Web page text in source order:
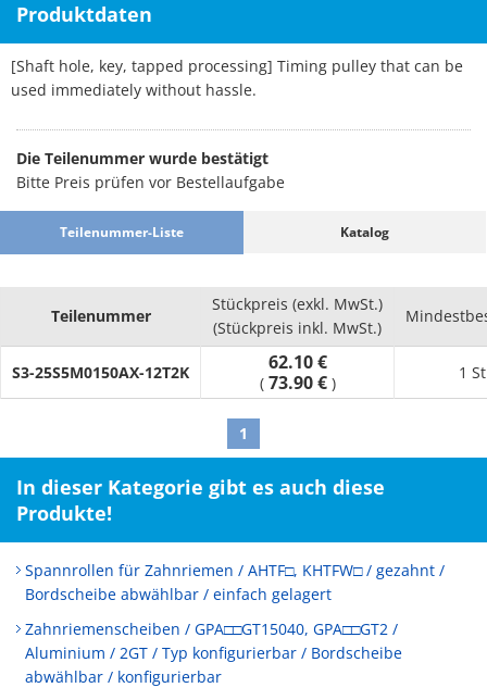
Produktdaten
[Shaft hole, key, tapped processing] Timing pulley that can be
used immediately without hassle.
Die Teilenummer wurde bestätigt
Bitte Preis prüfen vor Bestellaufgabe
Teilenummer-Liste Katalog
Teilenummer
Stückpreis (exkl. MwSt.)
(Stückpreis inkl. MwSt.)
S3-25S5M0150AX-12T2K 62.10 €
( 73.90 € )
1
1
In dieser Kategorie gibt es auch diese
Produkte!
Spannrollen für Zahnriemen / AHTF□, KHTFW□ / gezahnt /
Bordscheibe abwählbar / einfach gelagert
Zahnriemenscheiben / GPA□□GT15040, GPA□□GT2 /
Aluminium / 2GT / Typ konfigurierbar / Bordscheibe
abwählbar / konfigurierbar